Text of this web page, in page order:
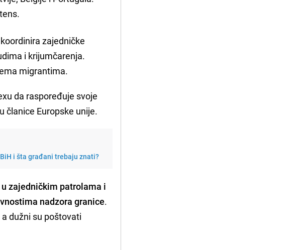
zajedničke
i krijumčarenja.
migrantima.
da raspoređuje svoje
članice Europske unije.
i šta građani trebaju znati?
zajedničkim patrolama i
nadzora granice.
dužni su poštovati